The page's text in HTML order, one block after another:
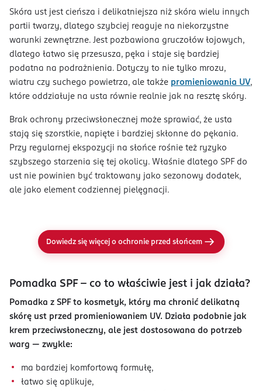
Skóra ust jest cieńsza i delikatniejsza niż skóra wielu innych
partii twarzy, dlatego szybciej reaguje na niekorzystne
warunki zewnętrzne. Jest pozbawiona gruczołów łojowych,
dlatego łatwo się przesusza, pęka i staje się bardziej
podatna na podrażnienia. Dotyczy to nie tylko mrozu,
wiatru czy suchego powietrza, ale także promieniowania UV,
które oddziałuje na usta równie realnie jak na resztę skóry.
Brak ochrony przeciwsłonecznej może sprawiać, że usta
stają się szorstkie, napięte i bardziej skłonne do pękania.
Przy regularnej ekspozycji na słońce rośnie też ryzyko
szybszego starzenia się tej okolicy. Właśnie dlatego SPF do
ust nie powinien być traktowany jako sezonowy dodatek,
ale jako element codziennej pielęgnacji.
Dowiedz się więcej o ochronie przed słońcem
Pomadka SPF – co to właściwie jest i jak działa?
Pomadka z SPF to kosmetyk, który ma chronić delikatną
skórę ust przed promieniowaniem UV. Działa podobnie jak
krem przeciwsłoneczny, ale jest dostosowana do potrzeb
warg — zwykle:
ma bardziej komfortową formułę,
łatwo się aplikuje,